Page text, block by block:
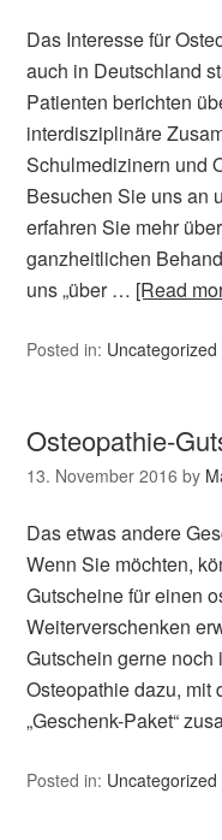
Das Interesse für
auch in Deutschland
Patienten berichten
interdisziplinäre
Schulmedizinern und
Besuchen Sie uns an
erfahren Sie mehr
ganzheitlichen
uns „über … [Read
Posted in: Uncategorized
Osteopathie-
13. November 2016 by
Das etwas andere
Wenn Sie möchten,
Gutscheine für einen
Weiterverschenken
Gutschein gerne
Osteopathie dazu, mit
„Geschenk-Paket“
Posted in: Uncategorized